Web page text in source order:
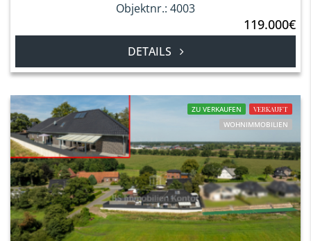
Objektnr.: 4003
119.000€
DETAILS
ZU VERKAUFEN
VERKAUFT
WOHNIMMOBILIEN